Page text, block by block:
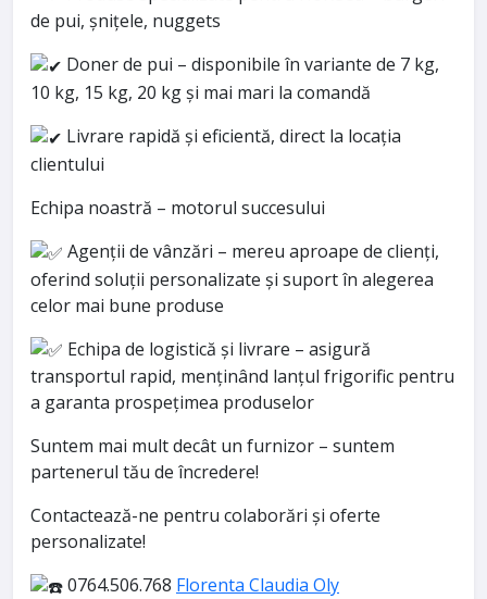
de pui, șnițele, nuggets
Doner de pui – disponibile în variante de 7 kg,
10 kg, 15 kg, 20 kg și mai mari la comandă
Livrare rapidă și eficientă, direct la locația
clientului
Echipa noastră – motorul succesului
Agenții de vânzări – mereu aproape de clienți,
oferind soluții personalizate și suport în alegerea
celor mai bune produse
Echipa de logistică și livrare – asigură
transportul rapid, menținând lanțul frigorific pentru
a garanta prospețimea produselor
Suntem mai mult decât un furnizor – suntem
partenerul tău de încredere!
Contactează-ne pentru colaborări și oferte
personalizate!
0764.506.768 Florenta Claudia Oly